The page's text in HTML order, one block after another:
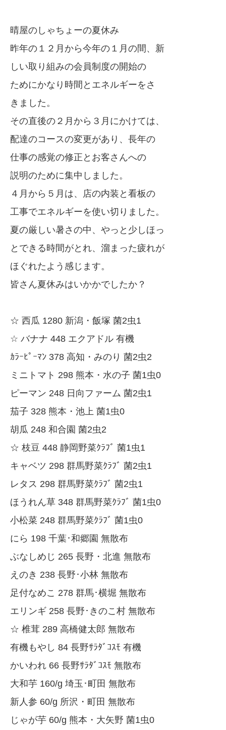
晴屋のしゃちょーの夏休み
昨年の１２月から今年の１月の間、新
しい取り組みの会員制度の開始の
ためにかなり時間とエネルギーをさ
きました。
その直後の２月から３月にかけては、
配達のコースの変更があり、長年の
仕事の感覚の修正とお客さんへの
説明のために集中しました。
４月から５月は、店の内装と看板の
工事でエネルギーを使い切りました。
夏の厳しい暑さの中、やっと少しほっ
とできる時間がとれ、溜まった疲れが
ほぐれたよう感じます。
皆さん夏休みはいかかでしたか？
☆ 西瓜 1280 新潟・飯塚 菌2虫1
☆ バナナ 448 エクアドル 有機
ｶﾗｰﾋﾟｰﾏﾝ 378 高知・みのり 菌2虫2
ミニトマト 298 熊本・水の子 菌1虫0
ピーマン 248 日向ファーム 菌2虫1
茄子 328 熊本・池上 菌1虫0
胡瓜 248 和合園 菌2虫2
☆ 枝豆 448 静岡野菜ｸﾗﾌﾞ 菌1虫1
キャベツ 298 群馬野菜ｸﾗﾌﾞ 菌2虫1
レタス 298 群馬野菜ｸﾗﾌﾞ 菌2虫1
ほうれん草 348 群馬野菜ｸﾗﾌﾞ 菌1虫0
小松菜 248 群馬野菜ｸﾗﾌﾞ 菌1虫0
にら 198 千葉･和郷園 無散布
ぶなしめじ 265 長野・北進 無散布
えのき 238 長野･小林 無散布
足付なめこ 278 群馬･横堀 無散布
エリンギ 258 長野･きのこ村 無散布
☆ 椎茸 289 高橋健太郎 無散布
有機もやし 84 長野ｻﾗﾀﾞｺｽﾓ 有機
かいわれ 66 長野ｻﾗﾀﾞｺｽﾓ 無散布
大和芋 160/g 埼玉･町田 無散布
新人参 60/g 所沢・町田 無散布
じゃが芋 60/g 熊本・大矢野 菌1虫0